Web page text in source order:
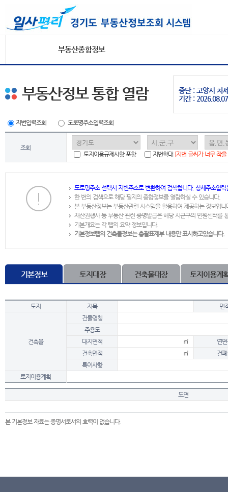
부동산종합정보
중단 : 고양시 차
기간 :
부동산정보 통합 열람
지번입력조회 도로명주소입력조회
조회
토지이용규제사항 포함
지번확대 [지번 글씨가 너무 작
도로명주소 선택시 지번주소로 변환하여 검색합니다. 상세주소입
한 번의 검색으로 해당 필지의 종합정보를 열람하실 수 있습니다.
본 부동산정보는 부동산관련 시스템을 활용하여 제공하는 정보입니
재산권행사 등 부동산 관련 증명발급은 해당 시군구의 민원센터를
기본개요는 각 탭의 요약 정보입니다.
기본정보탭의 건축물정보는 총괄표제부 내용만 표시하고있습니다.
기본정보 토지대장 건축물대장 토지이용계
토지 지목 면
건축물
건물명칭
주용도
대지면적
㎡
연
건축면적
㎡
건
특이사항
토지이용계획
도면
본 기본정보 자료는 증명서로서의 효력이 없습니다.